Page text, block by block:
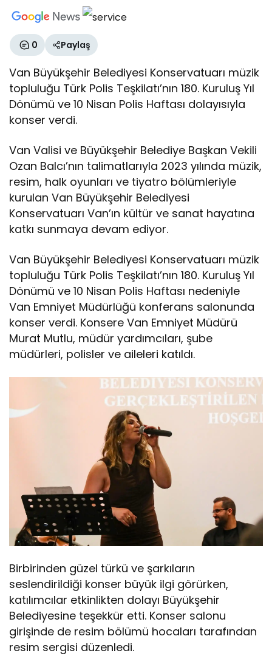
0 Paylaş
Van Büyükşehir Belediyesi Konservatuarı müzik
topluluğu Türk Polis Teşkilatı’nın 180. Kuruluş Yıl
Dönümü ve 10 Nisan Polis Haftası dolayısıyla
konser verdi.
Van Valisi ve Büyükşehir Belediye Başkan Vekili
Ozan Balcı’nın talimatlarıyla 2023 yılında müzik,
resim, halk oyunları ve tiyatro bölümleriyle
kurulan Van Büyükşehir Belediyesi
Konservatuarı Van’ın kültür ve sanat hayatına
katkı sunmaya devam ediyor.
Van Büyükşehir Belediyesi Konservatuarı müzik
topluluğu Türk Polis Teşkilatı’nın 180. Kuruluş Yıl
Dönümü ve 10 Nisan Polis Haftası nedeniyle
Van Emniyet Müdürlüğü konferans salonunda
konser verdi. Konsere Van Emniyet Müdürü
Murat Mutlu, müdür yardımcıları, şube
müdürleri, polisler ve aileleri katıldı.
Birbirinden güzel türkü ve şarkıların
seslendirildiği konser büyük ilgi görürken,
katılımcılar etkinlikten dolayı Büyükşehir
Belediyesine teşekkür etti. Konser salonu
girişinde de resim bölümü hocaları tarafından
resim sergisi düzenledi.